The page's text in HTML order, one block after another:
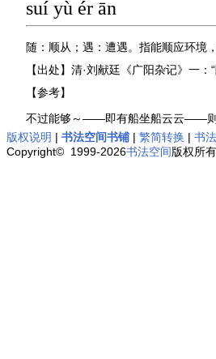
suí yù ér ān
随：顺从；遇：遭遇。指能顺应环境
【出处】清·刘献廷《广阳杂记》一
【参考】
不过能够～——即有船坐船云云——则
版权说明 | 书法空间书铺 | 繁简转换 | 书
Copyright© 1999-2026书法空间版权所有